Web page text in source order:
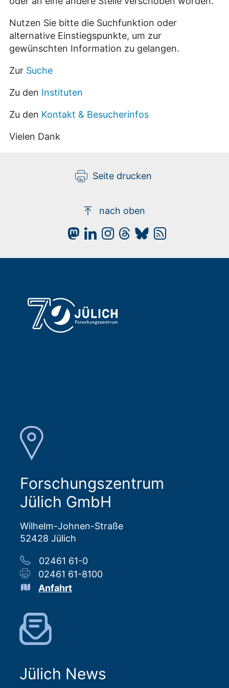
Nutzen Sie bitte die Suchfunktion oder
alternative Einstiegspunkte, um zur
gewünschten Information zu gelangen.
Zur Suche
Zu den Instituten
Zu den Kontakt & Besucherinfos
Vielen Dank
Seite drucken
nach oben
Forschungszentrum
Jülich GmbH
Wilhelm-Johnen-Straße
52428 Jülich
02461 61-0
02461 61-8100
Anfahrt
Jülich News